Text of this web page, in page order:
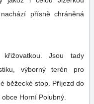
přísně chráněná
Jsou tady
výborný terén pro
běžecké stop. Příjezd do
Horní Polubný.